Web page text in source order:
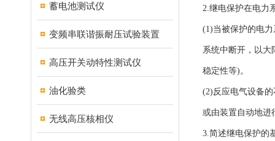
蓄电池测试仪
变频串联谐振耐压试验装置
高压开关动特性测试仪
油化验类
无线高压核相仪
2.继电保护在电力
(1)当被保护的电
系统中断开，以大
稳定性等)。
(2)反应电气设备
或由装置自动地进
3.简述继电保护的